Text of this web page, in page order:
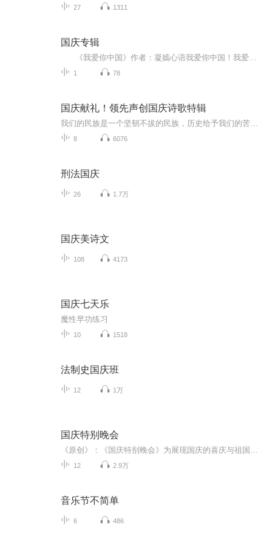
27 1311
国庆专辑
1 78
国庆献礼！领先声创国庆诗歌特辑
8 6076
刑法国庆
26 1.7万
国庆美诗文
108 4173
国庆七天乐
魔性早功练习
10 1518
法制史国庆班
12 1万
国庆特别晚会
12 2.9万
音乐节不简单
6 486